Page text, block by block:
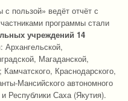
с пользой» ведёт отчёт с
программы стали
учреждений 14
: Архангельской,
Магаданской,
Краснодарского,
Мансийского автономного
Республики Саха (Якутия).